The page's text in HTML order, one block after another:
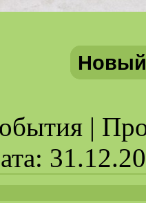
|